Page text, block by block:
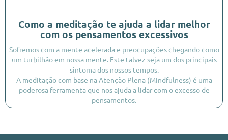
Como a meditação te ajuda a lidar melhor
com os pensamentos excessivos
Sofremos com a mente acelerada e preocupações chegando como
um turbilhão em nossa mente. Este talvez seja um dos principais
sintoma dos nossos tempos.
A meditação com base na Atenção Plena (Mindfulness) é uma
poderosa ferramenta que nos ajuda a lidar com o excesso de
pensamentos.